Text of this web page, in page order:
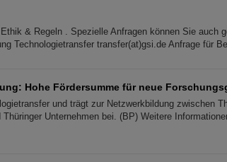
& Regeln . Spezielle Anfragen können Sie auch
Technologietransfer transfer(at)gsi.de Anfrage für
Hohe Fördersumme für neue
und trägt zur Netzwerkbildung zwischen
Thüringer Unternehmen bei. (BP) Weitere